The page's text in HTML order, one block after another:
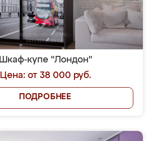
Шкаф-купе "Лондон"
Цена: от 38 000 руб.
ПОДРОБНЕЕ